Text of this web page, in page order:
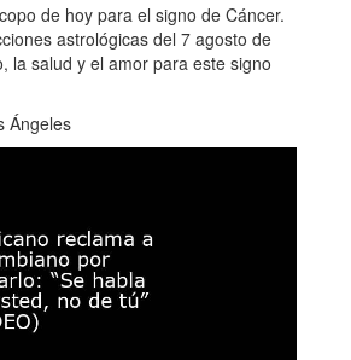
de hoy para el signo de Cáncer.
astrológicas del 7 agosto de
la salud y el amor para este signo
Ángeles